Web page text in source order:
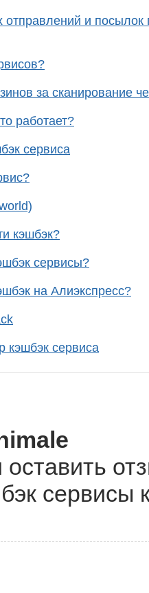
и посылок
за сканирование
работает?
сервиса
кэшбэк?
сервисы?
на Алиэкспресс?
кэшбэк сервиса
оставить
сервисы